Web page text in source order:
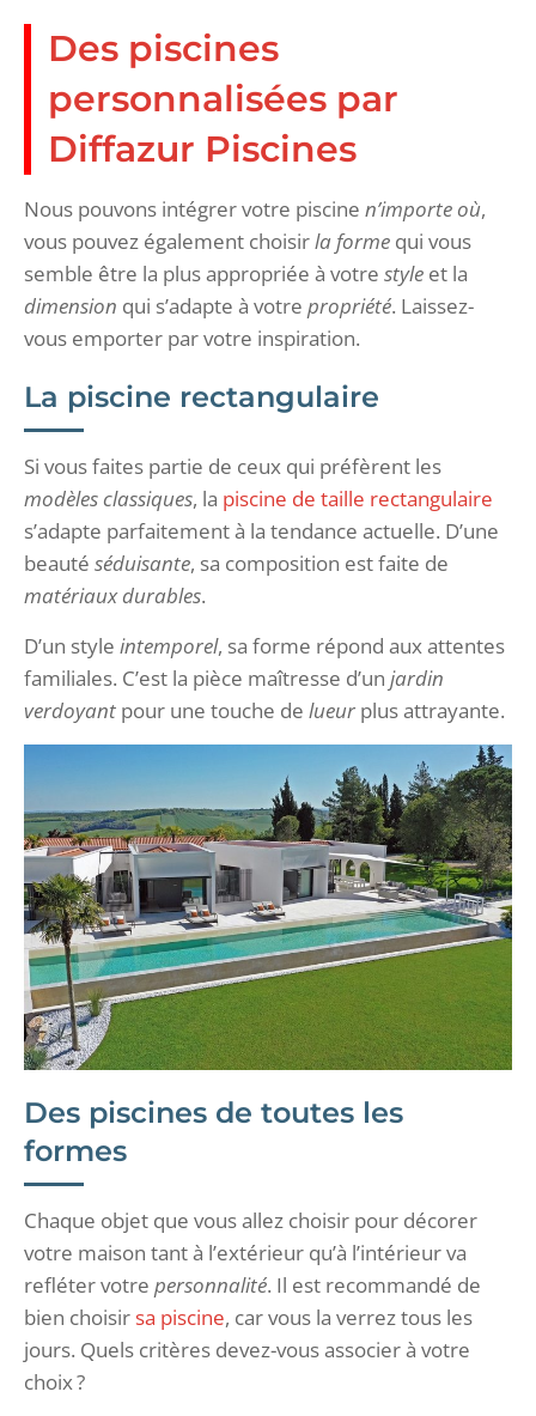
Des piscines
personnalisées par
Diffazur Piscines
Nous pouvons intégrer votre piscine n’importe où,
vous pouvez également choisirla forme qui vous
semble être la plus appropriée à votre style et la
dimension qui s’adapte à votre propriété. Laissez-
vous emporter par votre inspiration.
La piscine rectangulaire
Si vous faites partie de ceux qui préfèrent les
modèles classiques, la piscine de taille rectangulaire
s’adapte parfaitement à la tendance actuelle. D’une
beauté séduisante, sa composition est faite de
matériaux durables.
D’un style intemporel, sa forme répond aux attentes
familiales. C’est la pièce maîtresse d’un jardin
verdoyant pour une touche de lueur plus attrayante.
Des piscines de toutes les
formes
Chaque objet que vous allez choisir pour décorer
votre maison tant à l’extérieur qu’à l’intérieur va
refléter votre personnalité. Il est recommandé de
bien choisirsa piscine, car vous la verrez tous les
jours. Quels critères devez-vous associer à votre
choix ?